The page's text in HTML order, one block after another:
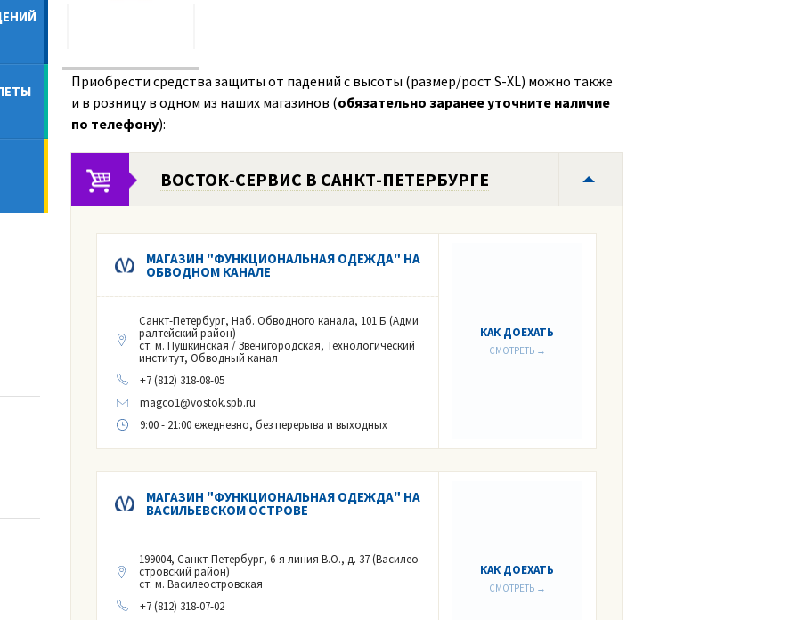
Приобрести средства защиты от падений с высоты (размер/рост S-XL) можно также
и в розницу в одном из наших магазинов (обязательно заранее уточните наличие
по телефону):
ВОСТОК-СЕРВИС В САНКТ-ПЕТЕРБУРГЕ
МАГАЗИН "ФУНКЦИОНАЛЬНАЯ ОДЕЖДА" НА
ОБВОДНОМ КАНАЛЕ
Санкт-Петербург, Наб. Обводного канала, 101 Б (Адми
ралтейский район)
ст. м. Пушкинская / Звенигородская, Технологический
институт, Обводный канал
+7 (812) 318-08-05
magco1@vostok.spb.ru
9:00 - 21:00 ежедневно, без перерыва и выходных
КАК ДОЕХАТЬ
СМОТРЕТЬ →
МАГАЗИН "ФУНКЦИОНАЛЬНАЯ ОДЕЖДА" НА
ВАСИЛЬЕВСКОМ ОСТРОВЕ
199004, Санкт-Петербург, 6-я линия В.О., д. 37 (Василео
стровский район)
ст. м. Василеостровская
+7 (812) 318-07-02
КАК ДОЕХАТЬ
СМОТРЕТЬ →